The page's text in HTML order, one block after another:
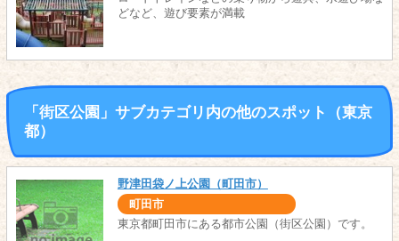
どなど、遊び要素が満載
「街区公園」サブカテゴリ内の他のスポット（東京
都）
野津田袋ノ上公園（町田市）
町田市
東京都町田市にある都市公園（街区公園）です。